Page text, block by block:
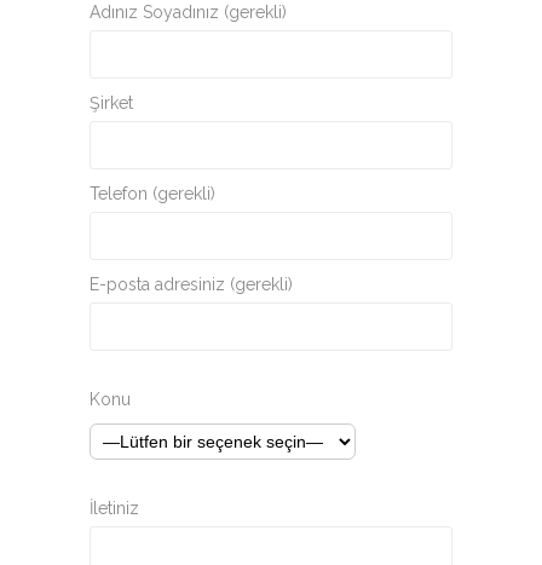
Adınız Soyadınız (gerekli)
Şirket
Telefon (gerekli)
E-posta adresiniz (gerekli)
Konu
İletiniz